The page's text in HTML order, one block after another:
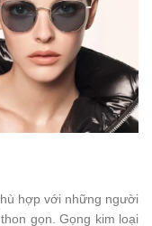
hợp với những người
gọn. Gọng kim loại